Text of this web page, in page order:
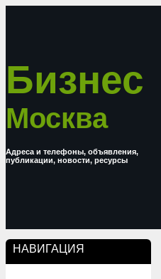
Бизнес
Москва
Адреса и телефоны, объявления,
публикации, новости, ресурсы
НАВИГАЦИЯ